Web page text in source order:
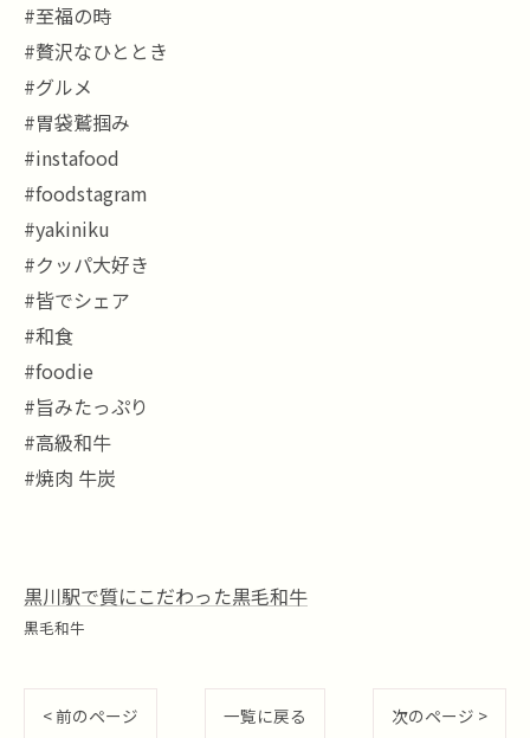
#至福の時
#贅沢なひととき
#グルメ
#胃袋鷲掴み
#instafood
#foodstagram
#yakiniku
#クッパ大好き
#皆でシェア
#和食
#foodie
#旨みたっぷり
#高級和牛
#焼肉 牛炭
黒川駅で質にこだわった黒毛和牛
黒毛和牛
< 前のページ 一覧に戻る 次のページ >